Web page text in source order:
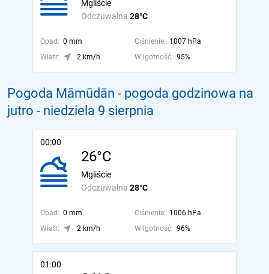
Odczuwalna 28°C
Mgliście
Opad: 0 mm Ciśnienie: 1007 hPa
Wiatr:
2 km/h Wilgotność: 95%
Pogoda Māmūdān - pogoda godzinowa na
jutro - niedziela 9 sierpnia
00:00
26°C
Odczuwalna 28°C
Mgliście
Opad: 0 mm Ciśnienie: 1006 hPa
Wiatr:
2 km/h Wilgotność: 96%
01:00